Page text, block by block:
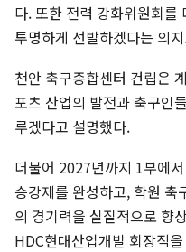
다. 또한 전력 강화위원회를
투명하게 선발하겠다는 의
천안 축구종합센터 건립은
포츠 산업의 발전과 축구인
루겠다고 설명했다.
더불어 2027년까지 1부에
승강제를 완성하고, 학원 축
의 경기력을 실질적으로 향
HDC현대산업개발 회장직